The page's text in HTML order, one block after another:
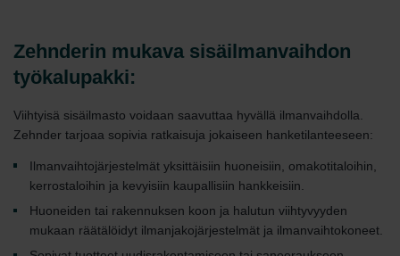
Zehnderin mukava sisäilmanvaihdon
työkalupakki:
Viihtyisä sisäilmasto voidaan saavuttaa hyvällä ilmanvaihdolla.
Zehnder tarjoaa sopivia ratkaisuja jokaiseen hanketilanteeseen:
Ilmanvaihtojärjestelmät yksittäisiin huoneisiin, omakotitaloihin,
kerrostaloihin ja kevyisiin kaupallisiin hankkeisiin.
Huoneiden tai rakennuksen koon ja halutun viihtyvyyden
mukaan räätälöidyt ilmanjakojärjestelmät ja ilmanvaihtokoneet.